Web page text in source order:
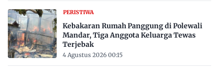
PERISTIWA
Kebakaran Rumah Panggung di Polewali
Mandar, Tiga Anggota Keluarga Tewas
Terjebak
4 Agustus 2026 00:15